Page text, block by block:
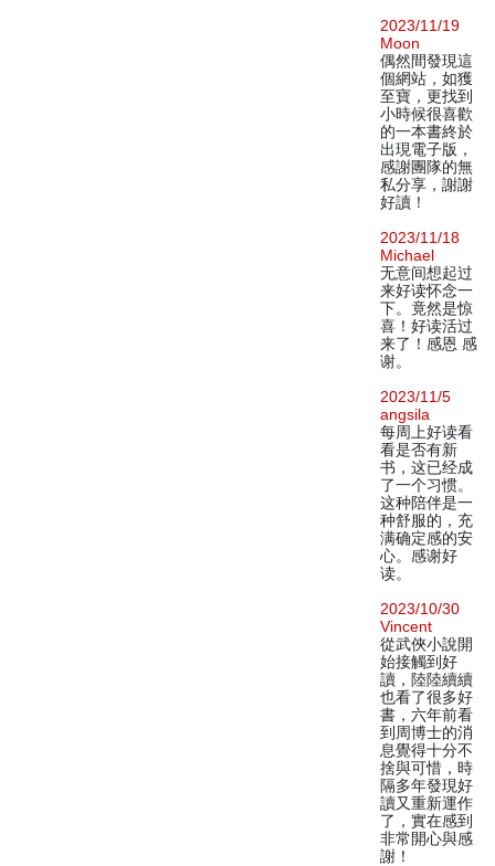
2023/11/19
Moon
偶然間發現這
個網站，如獲
至寶，更找到
小時候很喜歡
的一本書終於
出現電子版，
感謝團隊的無
私分享，謝謝
好讀！
2023/11/18
Michael
无意间想起过
来好读怀念一
下。竟然是惊
喜！好读活过
来了！感恩 感
谢。
2023/11/5
angsila
每周上好读看
看是否有新
书，这已经成
了一个习惯。
这种陪伴是一
种舒服的，充
满确定感的安
心。感谢好
读。
2023/10/30
Vincent
從武俠小說開
始接觸到好
讀，陸陸續續
也看了很多好
書，六年前看
到周博士的消
息覺得十分不
捨與可惜，時
隔多年發現好
讀又重新運作
了，實在感到
非常開心與感
謝！